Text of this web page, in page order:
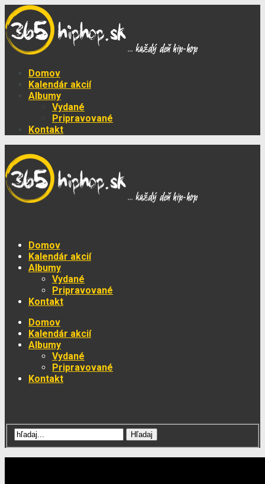
Domov
Kalendár akcií
Albumy
Vydané
Pripravované
Kontakt
Domov
Kalendár akcií
Albumy
Vydané
Pripravované
Kontakt
Domov
Kalendár akcií
Albumy
Vydané
Pripravované
Kontakt